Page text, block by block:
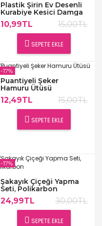
Plastik Şirin Ev Desenli
Kurabiye Kesici Damga
Seti
10,99TL 15,00TL
SEPETE EKLE
Puantiyeli Şeker
Hamuru Ütüsü
12,49TL 15,00TL
SEPETE EKLE
-17%
Şakayık Çiçeği Yapma
Seti, Polikarbon
24,99TL 30,00TL
SEPETE EKLE
-17%